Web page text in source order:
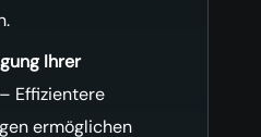
Ihrer
– Effizientere
ermöglichen